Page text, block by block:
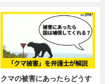
クマの被害にあったらどうす